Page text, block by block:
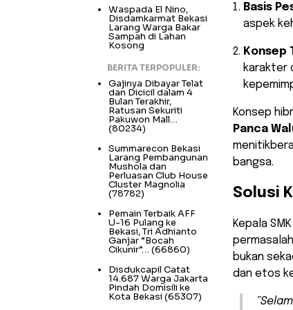
Basis
aspek
Konsep
karakter
​Konsep
Panca
bangsa.
​Solusi
​Kepala
bukan
dan etos
Waspada El Nino,
Disdamkarmat Bekasi
Larang Warga Bakar
Sampah di Lahan
Kosong
BERITA TERPOPULER:
Gajinya Dibayar Telat
dan Dicicil dalam 4
Bulan Terakhir,
Ratusan Sekuriti
Pakuwon Mall…
(80234)
Summarecon Bekasi
Larang Pembangunan
Mushola dan
Perluasan Club House
Cluster Magnolia
(78782)
Pemain Terbaik AFF
U-16 Pulang ke
Bekasi, Tri Adhianto
Ganjar “Bocah
Cikunir”… (66860)
Disdukcapil Catat
14.687 Warga Jakarta
Pindah Domisili ke
Kota Bekasi (65307)